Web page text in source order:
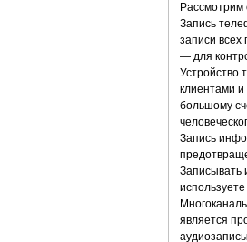
Рассмотрим
Запись
записи
— для
Устройство
клиентами
большому
Запись
Записывать
является